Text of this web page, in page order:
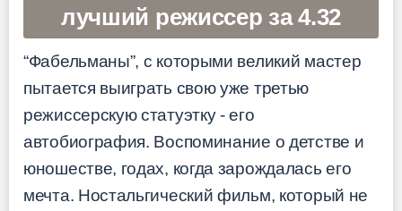
лучший режиссер за 4.32
“Фабельманы”, с которыми великий мастер
пытается выиграть свою уже третью
режиссерскую статуэтку - его
автобиография. Воспоминание о детстве и
юношестве, годах, когда зарождалась его
мечта. Ностальгический фильм, который не